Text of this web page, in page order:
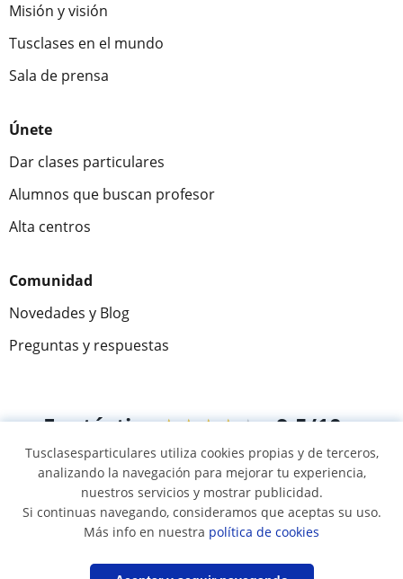
Misión y visión
Tusclases en el mundo
Sala de prensa
Únete
Dar clases particulares
Alumnos que buscan profesor
Alta centros
Comunidad
Novedades y Blog
Preguntas y respuestas
Fantástica★★★★★ 9,5/10
305883 opiniones de alumnos
© 2007 - 2026 Tus clases particulares
Mapa web:Profesores particulares
Tusclasesparticulares utiliza cookies propias y de terceros,
analizando la navegación para mejorar tu experiencia,
nuestros servicios y mostrar publicidad.
Si continuas navegando, consideramos que aceptas su uso.
Más info en nuestra política de cookies